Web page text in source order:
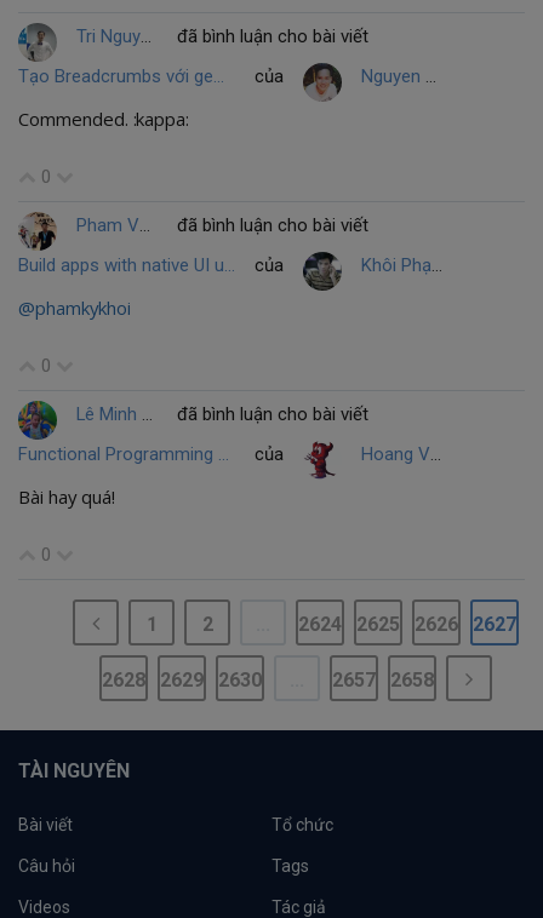
Tri Nguyen
đã bình luận cho bài viết
Tạo Breadcrumbs với gem Gretel
của Nguyen Tan Duc
Commended. :kappa:
0
Pham Van Thinh
đã bình luận cho bài viết
Build apps with native UI using Xamarin in Visual Studio
của Khôi Phạm
@phamkykhoi
0
Lê Minh Tuấn
đã bình luận cho bài viết
Functional Programming với Python
của Hoang Van Vuong
Bài hay quá!
0
1 2 2624 2625 2626 2627
2628 2629 2630 2657 2658
TÀI NGUYÊN
Bài viết Tổ chức
Câu hỏi Tags
Videos Tác giả